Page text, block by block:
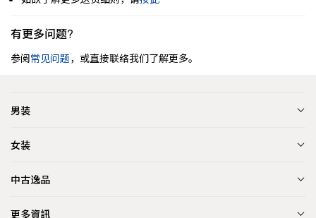
有更多问题?
参阅常见问题，或直接联络我们了解更多。
男装
女装
中古逸品
更多資訊